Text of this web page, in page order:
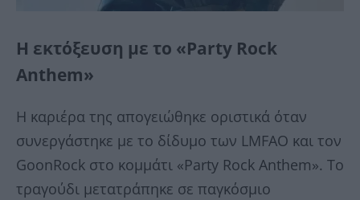
Η εκτόξευση με το «Party Rock
Anthem»
Η καριέρα της απογειώθηκε οριστικά όταν
συνεργάστηκε με το δίδυμο των LMFAO και τον
GoonRock στο κομμάτι «Party Rock Anthem». Το
τραγούδι μετατράπηκε σε παγκόσμιο